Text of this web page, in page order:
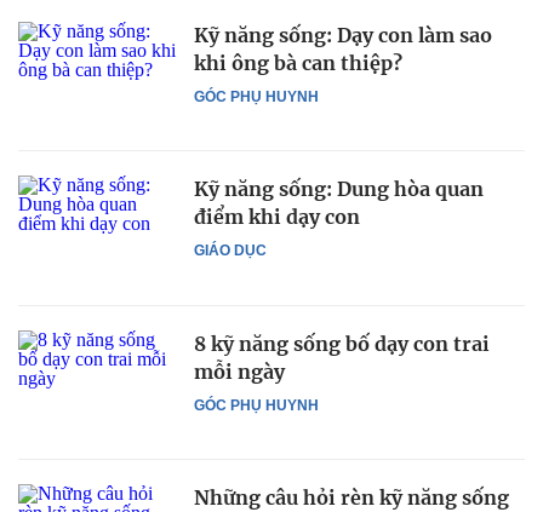
GÓC PHỤ HUYNH
Kỹ năng sống: Dạy con làm sao
khi ông bà can thiệp?
GIÁO DỤC
Kỹ năng sống: Dung hòa quan
điểm khi dạy con
GÓC PHỤ HUYNH
8 kỹ năng sống bố dạy con trai
mỗi ngày
Những câu hỏi rèn kỹ năng sống